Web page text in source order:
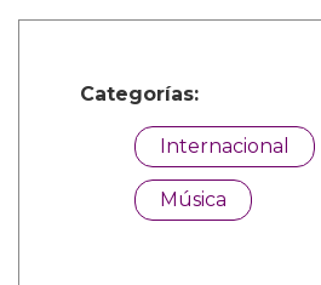
Categorías:
Internacional
Música